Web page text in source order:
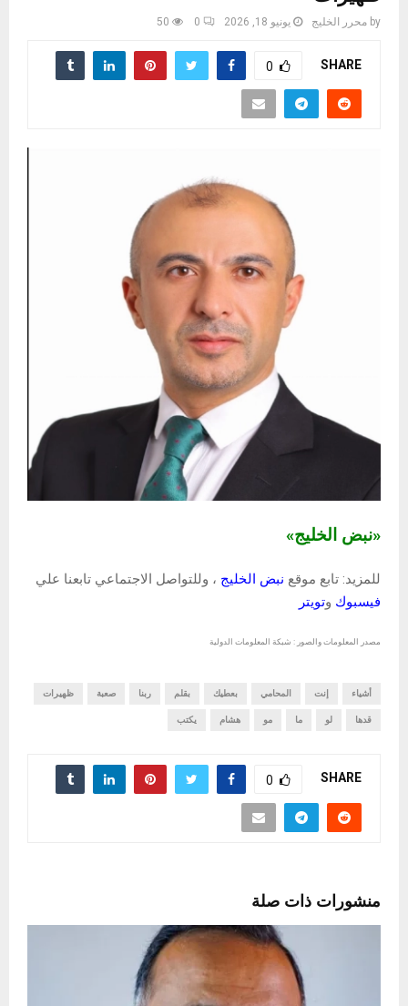
by محرر الخليج يونيو 18, 2026 0
50
SHARE
0
«نبض الخليج»
للمزيد: تابع موقع نبض الخليج ، وللتواصل الاجتماعي تابعنا علي
فيسبوك وتويتر
مصدر المعلومات والصور : شبكة المعلومات الدولية
أشياء إنت المحامي بعطيك بقلم ربنا صعبة ظهيرات
قدها لو ما مو هشام يكتب
SHARE
0
منشورات ذات صلة